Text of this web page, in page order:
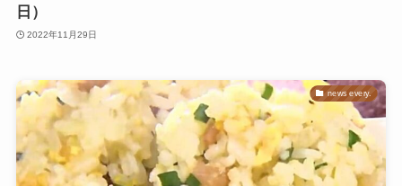
日）
2022年11月29日
news every.